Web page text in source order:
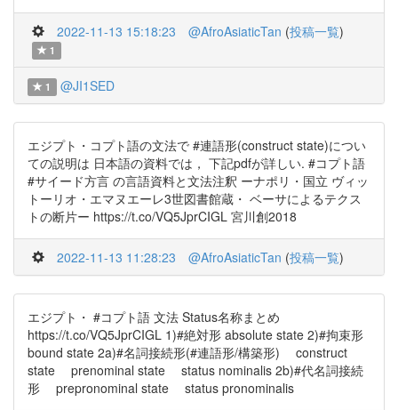
2022-11-13 15:18:23 @AfroAsiaticTan (投稿一覧)
1
1 @JI1SED
エジプト・コプト語の文法で #連語形(construct state)につい
ての説明は 日本語の資料では， 下記pdfが詳しい. #コプト語
#サイード方言 の言語資料と文法注釈 ーナポリ・国立 ヴィッ
トーリオ・エマヌエーレ3世図書館蔵・ ベーサによるテクス
トの断片ー https://t.co/VQ5JprCIGL 宮川創2018
2022-11-13 11:28:23 @AfroAsiaticTan (投稿一覧)
エジプト・ #コプト語 文法 Status名称まとめ
https://t.co/VQ5JprCIGL 1)#絶対形 absolute state 2)#拘束形
bound state 2a)#名詞接続形(#連語形/構築形) construct
state prenominal state status nominalis 2b)#代名詞接続
形 prepronominal state status pronominalis